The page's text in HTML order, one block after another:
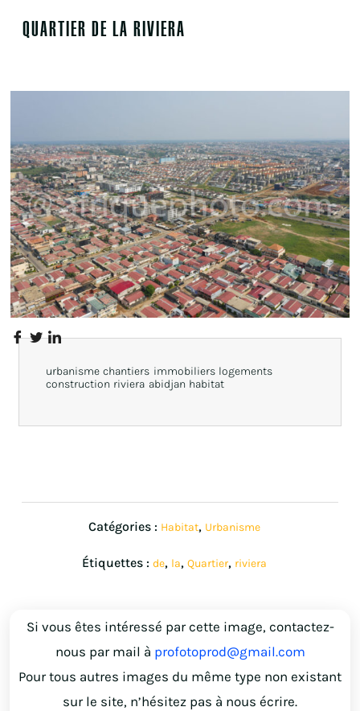
QUARTIER DE LA RIVIERA
urbanisme chantiers immobiliers logements
construction riviera abidjan habitat
Catégories : Habitat, Urbanisme
Étiquettes : de, la, Quartier, riviera
Si vous êtes intéressé par cette image, contactez-
nous par mail à profotoprod@gmail.com
Pour tous autres images du même type non existant
sur le site, n’hésitez pas à nous écrire.